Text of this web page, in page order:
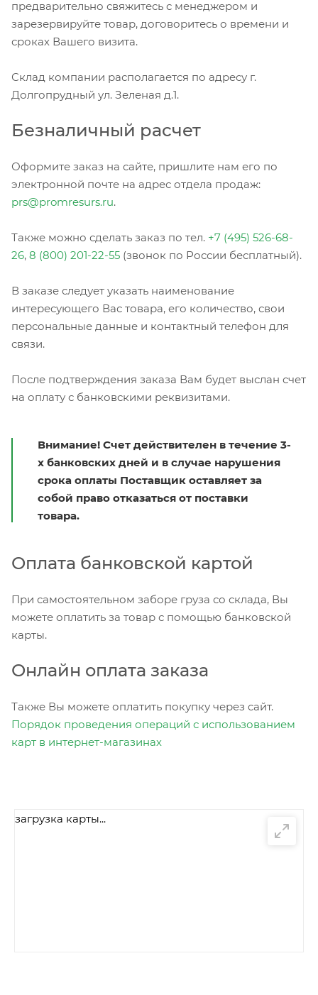
предварительно свяжитесь с менеджером и
зарезервируйте товар, договоритесь о времени и
сроках Вашего визита.
Склад компании располагается по адресу г.
Долгопрудный ул. Зеленая д.1.
Безналичный расчет
Оформите заказ на сайте, пришлите нам его по
электронной почте на адрес отдела продаж:
prs@promresurs.ru.
Также можно сделать заказ по тел. +7 (495) 526-68-
26, 8 (800) 201-22-55 (звонок по России бесплатный).
В заказе следует указать наименование
интересующего Вас товара, его количество, свои
персональные данные и контактный телефон для
связи.
После подтверждения заказа Вам будет выслан счет
на оплату с банковскими реквизитами.
Внимание! Счет действителен в течение 3-
х банковских дней и в случае нарушения
срока оплаты Поставщик оставляет за
собой право отказаться от поставки
товара.
Оплата банковской картой
При самостоятельном заборе груза со склада, Вы
можете оплатить за товар с помощью банковской
карты.
Онлайн оплата заказа
Также Вы можете оплатить покупку через сайт.
Порядок проведения операций с использованием
карт в интернет-магазинах
загрузка карты...